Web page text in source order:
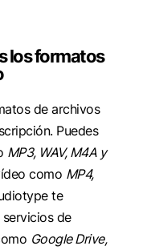
los formatos
de archivos
Puedes
MP3, WAV, M4A y
como MP4,
te
de
Google Drive,